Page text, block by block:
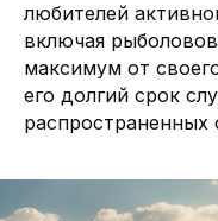
любителей
включая
максимум от
его долгий срок
распространенных